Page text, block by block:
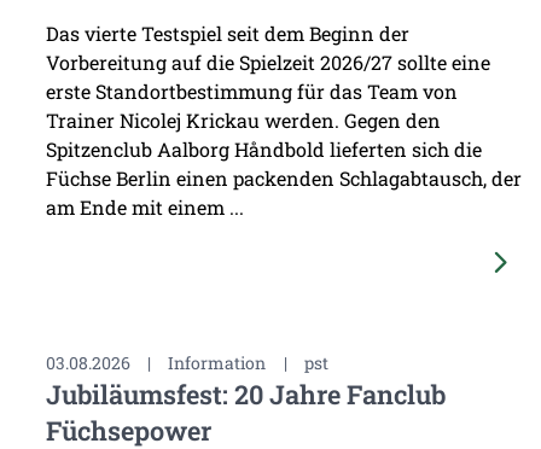
Das vierte Testspiel seit dem Beginn der
Vorbereitung auf die Spielzeit 2026/27 sollte eine
erste Standortbestimmung für das Team von
Trainer Nicolej Krickau werden. Gegen den
Spitzenclub Aalborg Håndbold lieferten sich die
Füchse Berlin einen packenden Schlagabtausch, der
am Ende mit einem ...
03.08.2026 | Information | pst
Jubiläumsfest: 20 Jahre Fanclub
Füchsepower